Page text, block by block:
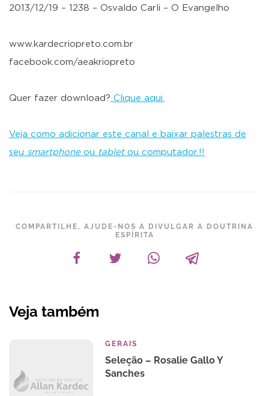
2013/12/19 – 1238 – Osvaldo Carli – O Evangelho
www.kardecriopreto.com.br
facebook.com/aeakriopreto
Quer fazer download? Clique aqui.
Veja como adicionar este canal e baixar palestras de
seu smartphoneou tabletou computador.!!
COMPARTILHE, AJUDE-NOS A DIVULGAR A DOUTRINA
ESPÍRITA
Veja também
GERAIS
Seleção – Rosalie Gallo Y
Sanches